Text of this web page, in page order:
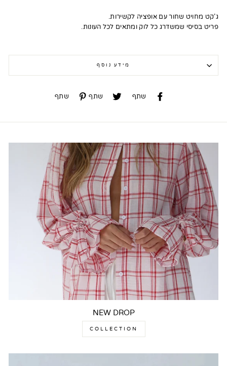
ג'קט מחויט שחור עם אופציה לקשירות.
פריט בסיסי שמשדרג כל לוק ומתאים לכל העונות.
מידע נוסף
שתף שתף שתף שתף שתף
NEW DROP
COLLECTION